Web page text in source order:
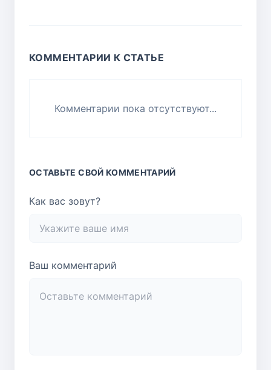
КОММЕНТАРИИ К СТАТЬЕ
Комментарии пока отсутствуют...
ОСТАВЬТЕ СВОЙ КОММЕНТАРИЙ
Как вас зовут?
Ваш комментарий